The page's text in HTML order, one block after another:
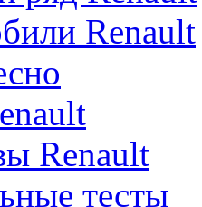
Renault
Renault
тесты